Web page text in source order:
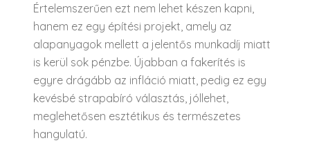
Értelemszerűen ezt nem lehet készen kapni,
hanem ez egy építési projekt, amely az
alapanyagok mellett a jelentős munkadíj miatt
is kerül sok pénzbe. Újabban a fakerítés is
egyre drágább az infláció miatt, pedig ez egy
kevésbé strapabíró választás, jóllehet,
meglehetősen esztétikus és természetes
hangulatú.